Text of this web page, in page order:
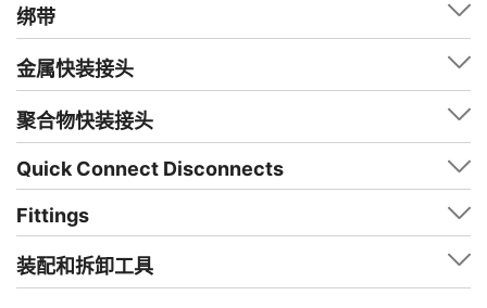
绑带
金属快装接头
聚合物快装接头
Quick Connect Disconnects
Fittings
装配和拆卸工具